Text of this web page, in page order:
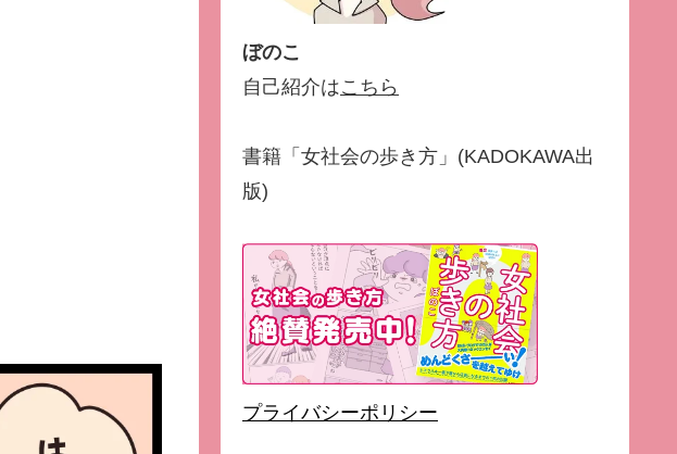
ぼのこ
自己紹介はこちら
書籍「女社会の歩き方」(KADOKAWA出
版)
プライバシーポリシー